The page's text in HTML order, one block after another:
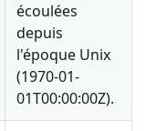
écoulées
depuis
l'époque Unix
(1970-01-
01T00:00:00Z).